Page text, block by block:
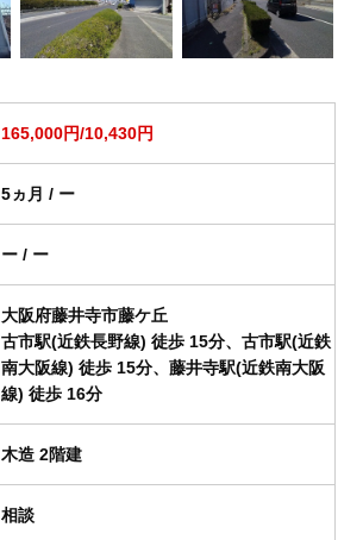
165,000円/10,430円
5ヵ月 / ー
ー / ー
大阪府藤井寺市藤ケ丘
古市駅(近鉄長野線) 徒歩 15分、古市駅(近鉄
南大阪線) 徒歩 15分、藤井寺駅(近鉄南大阪
線) 徒歩 16分
木造 2階建
相談